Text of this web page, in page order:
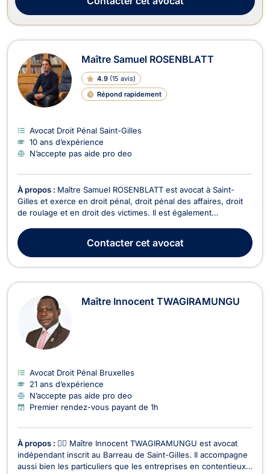
Maître Samuel ROSENBLATT
4.9 (15 avis)
Répond rapidement
Avocat Droit Pénal Saint-Gilles
10 ans d’expérience
N’accepte pas aide pro deo
À propos : Maître Samuel ROSENBLATT est avocat à Saint-
Gilles et exerce en droit pénal, droit pénal des affaires, droit
de roulage et en droit des victimes. Il est également
l'EPHEC. En matière de droit pénal, il vous accompagne tout
au long de la procédure notamment pour des faits...
Contactercet avocat
Maître Innocent TWAGIRAMUNGU
Avocat Droit Pénal Bruxelles
21 ans d’expérience
N’accepte pas aide pro deo
Premier rendez-vous payant de 1h
À propos : 👨‍⚖️ Maître Innocent TWAGIRAMUNGU est avocat
indépendant inscrit au Barreau de Saint-Gilles. Il accompagne
aussi bien les particuliers que les entreprises en contentieux